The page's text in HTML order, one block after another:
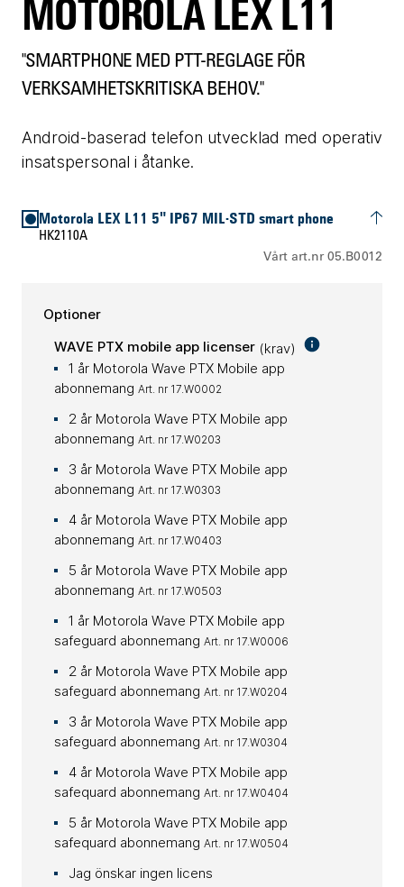
MOTOROLA LEX L11
"SMARTPHONE MED PTT-REGLAGE FÖR
VERKSAMHETSKRITISKA BEHOV."
Android-baserad telefon utvecklad med operativ
insatspersonal i åtanke.
Motorola LEX L11 5" IP67 MIL-STD smart phone
HK2110A
Vårt art.nr 05.B0012
Optioner
WAVE PTX mobile app licenser (krav)
1 år Motorola Wave PTX Mobile app
abonnemang Art. nr 17.W0002
2 år Motorola Wave PTX Mobile app
abonnemang Art. nr 17.W0203
3 år Motorola Wave PTX Mobile app
abonnemang Art. nr 17.W0303
4 år Motorola Wave PTX Mobile app
abonnemang Art. nr 17.W0403
5 år Motorola Wave PTX Mobile app
abonnemang Art. nr 17.W0503
1 år Motorola Wave PTX Mobile app
safeguard abonnemang Art. nr 17.W0006
2 år Motorola Wave PTX Mobile app
safeguard abonnemang Art. nr 17.W0204
3 år Motorola Wave PTX Mobile app
safeguard abonnemang Art. nr 17.W0304
4 år Motorola Wave PTX Mobile app
safequard abonnemang Art. nr 17.W0404
5 år Motorola Wave PTX Mobile app
safequard abonnemang Art. nr 17.W0504
Jag önskar ingen licens